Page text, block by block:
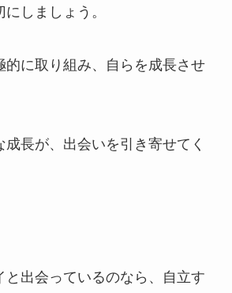
しましょう。
的に取り組み、自らを成長させ
長が、出会いを引き寄せてく
と出会っているのなら、自立す